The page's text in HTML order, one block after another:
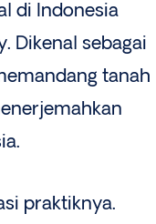
di Indonesia
Dikenal sebagai
tanah
praktiknya.